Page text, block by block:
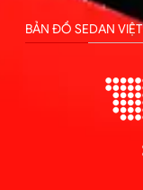
BẢN ĐỒ SEDAN VIỆT